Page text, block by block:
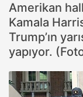
Amerikan
Kamala
Trump’ın
yapıyor.